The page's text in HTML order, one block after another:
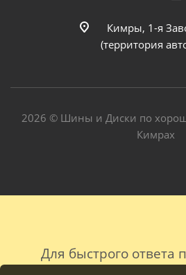
Для быстрого ответа
Кимры, 1-я
(территория
2026 © Шины и Диски по
Кимрах